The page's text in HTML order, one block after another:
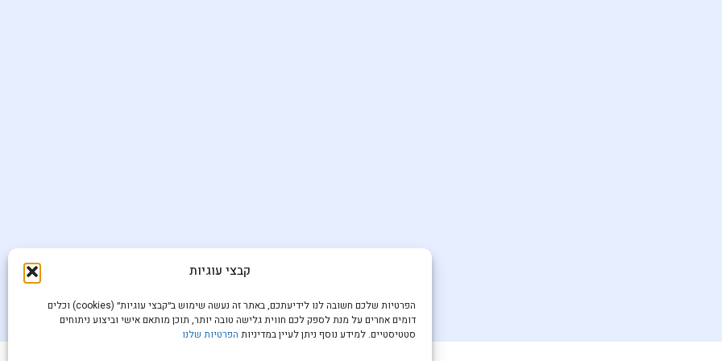
קבצי עוגיות
הפרטיות שלכם חשובה לנו לידיעתכם, באתר זה נעשה שימוש ב״קבצי עוגיות״ (cookies) וכלים
דומים אחרים על מנת לספק לכם חווית גלישה טובה יותר, תוכן מותאם אישי וביצוע ניתוחים
סטטיסטיים. למידע נוסף ניתן לעיין במדיניות הפרטיות שלנו